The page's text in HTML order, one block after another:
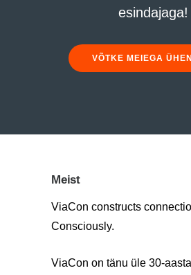
esindajaga!
VÕTKE MEIEGA
Meist
ViaCon constructs
Consciously.
ViaCon on tänu üle 30-